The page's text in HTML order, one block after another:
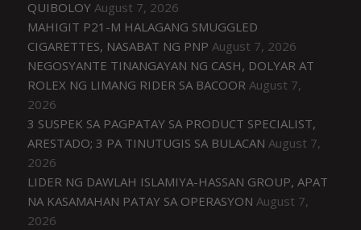
QUIBOLOY August 7, 2026
MAHIGIT P21-M HALAGANG SMUGGLED
CIGARETTES, NASABAT NG PNP August 7, 2026
NEGOSYANTE TINANGAYAN NG CASH, DOLYAR AT
ROLEX NG LIMANG RIDER SA BACOOR August 7,
2026
3 SUSPEK SA PAGPATAY SA PRODUCT SPECIALIST,
ARESTADO; 3 PA TINUTUGIS SA BULACAN August 7,
2026
LIDER NG DAWLAH ISLAMIYA-HASSAN GROUP, APAT
NA KASAMAHAN PATAY SA OPERASYON August 7,
2026